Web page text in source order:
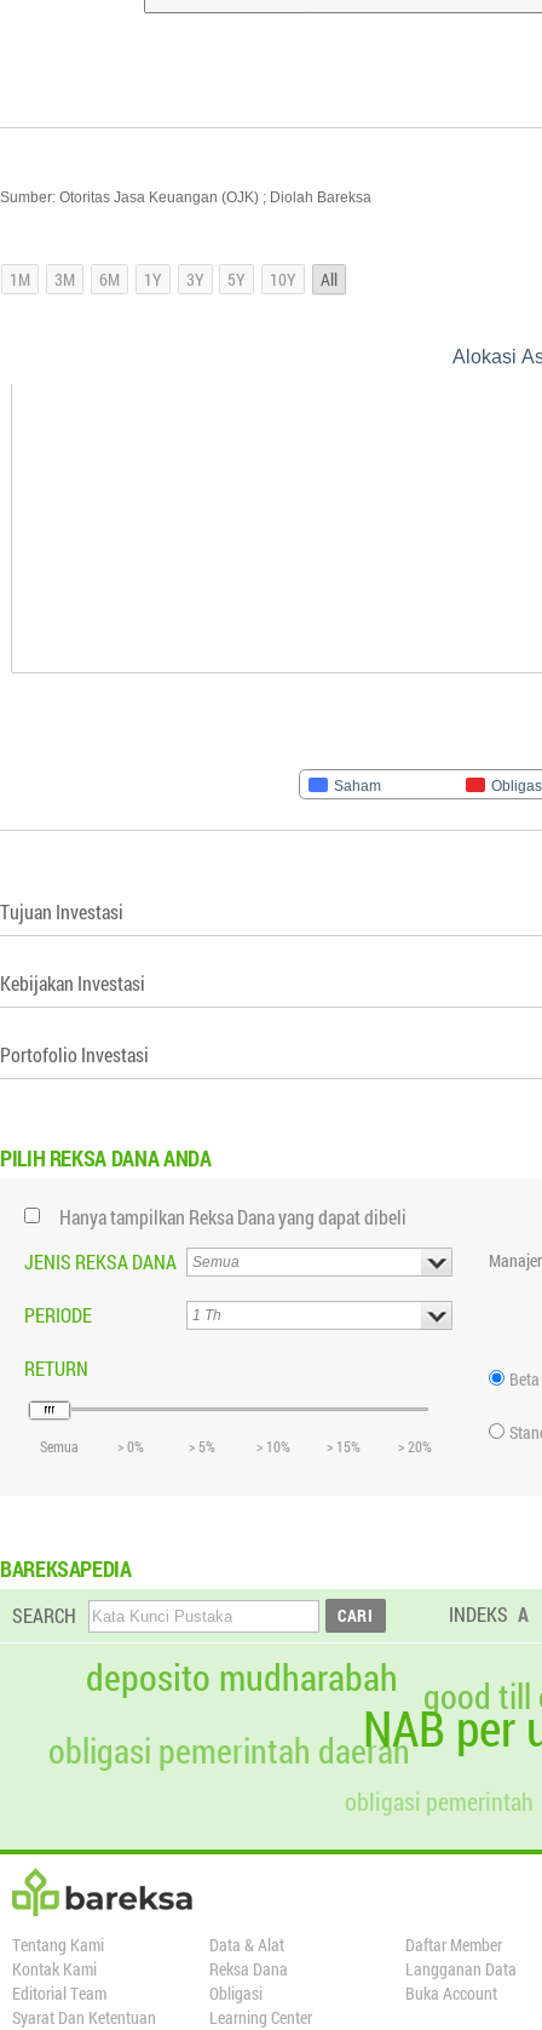
Sumber: Otoritas Jasa Keuangan (OJK) ; Diolah Bareksa
Alokasi
Saham
Tujuan Investasi
Kebijakan Investasi
Portofolio Investasi
PILIH REKSA DANA ANDA
Hanya tampilkan Reksa Dana yang dapat dibeli
JENIS REKSA DANA
PERIODE
RETURN
Semua > 0% > 5% > 10% > 15% > 20%
Beta
BAREKSAPEDIA
SEARCH INDEKS A
NAB per
deposito mudharabah
obligasi pemerintah
obligasi pemerintah daerah
good till
Tentang Kami
Kontak Kami
Editorial Team
Syarat Dan Ketentuan
Data & Alat
Reksa Dana
Obligasi
Learning Center
Daftar Member
Langganan Data
Buka Account